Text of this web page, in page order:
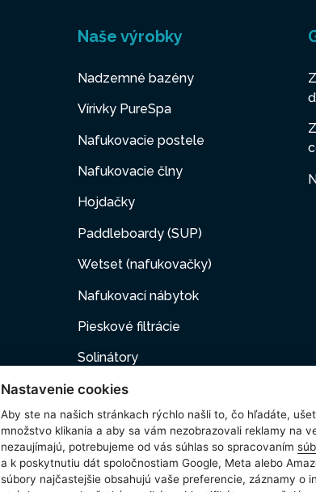
Naše výrobky
Nadzemné bazény
Vírivky PureSpa
Nafukovacie postele
Nafukovacie člny
Hojdačky
Paddleboardy (SUP)
Wetset (nafukovačky)
Nafukovací nábytok
Pieskové filtrácie
Solinátory
Nafukovacie pumpy
Kartušové filtrácie
Domáci maznáčikovia
Príslušenstvo
Nastavenie cookies
Aby ste na našich stránkach rýchlo našli to, čo hľadáte,
množstvo klikania a aby sa vám nezobrazovali reklamy na
nezaujímajú, potrebujeme od vás súhlas so spracovaním
a k poskytnutiu dát spoločnostiam Google, Meta alebo
súbory najčastejšie obsahujú vaše preferencie, záznamy o